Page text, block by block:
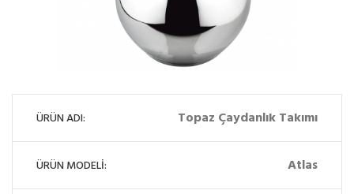
ÜRÜN ADI: Topaz Çaydanlık Takımı
ÜRÜN MODELİ: Atlas